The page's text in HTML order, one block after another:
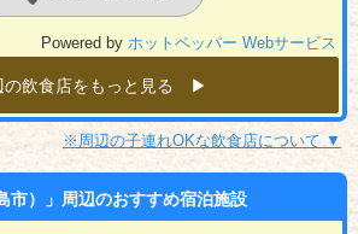
Powered by ホットペッパー Webサービス
の飲食店をもっと見る ▶︎
※周辺の子連れOKな飲食店について ▼
市）」周辺のおすすめ宿泊施設